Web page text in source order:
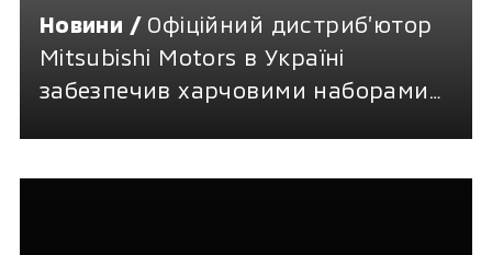
Новини / Офіційний дистриб’ютор
Mitsubishi Motors в Україні
забезпечив харчовими наборами